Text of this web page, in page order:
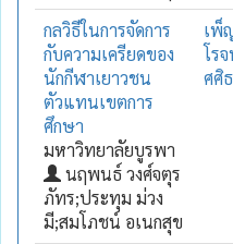
กลวิธีในการจัดการ
กับความเครียดของ
นักกีฬาเยาวชน
ตัวแทนเขตการ
ศึกษา
มหาวิทยาลัยบูรพา
นฤพนธ์ วงศ์จตุร
ภัทร;ประทุม ม่วง
มี;สมโภชน์ อเนกสุข
เพ็
โร
ศศิ